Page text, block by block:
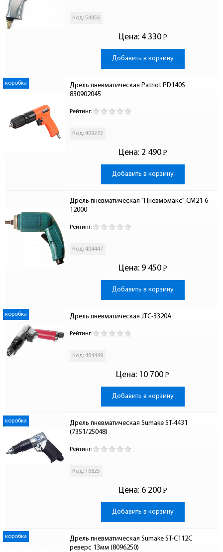
Код: 54456
Цена: 4 330 Р
-
Добавить в корзину
коробка
Дрель пневматическая Patriot PD140S
830902045
Рейтинг:
Код: 409272
Цена: 2 490 Р
-
Добавить в корзину
Дрель пневматическая "Пневмомакс" СМ21-6-
12000
Рейтинг:
Код: 404447
Цена: 9 450 Р
-
Добавить в корзину
коробка Дрель пневматическая JTC-3320A
Рейтинг:
Код: 404449
Цена: 10 700 Р
-
Добавить в корзину
коробка
Дрель пневматическая Sumake ST-4431
(7351/25048)
Рейтинг:
Код: 16825
Цена: 6 200 Р
-
Добавить в корзину
коробка
Дрель пневматическая Sumake ST-C112C
реверс 13мм (8096250)